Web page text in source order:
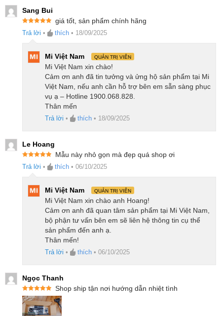
hành.
Đầu hút linh hoạt, dễ dàng tiếp cận các vị trí
Bạn sẽ không còn cảm giác mỏi lưng khi phải cúi
người để vệ sinh gầm bàn, gầm ghế nữa. Bởi vì
Roborock H60 Ultra sở hữu thiết kế đầu hút với phần
Sang Bui
hạng55
giá tốt, sản phẩm chính hãng
Trả lời • thích • 18/09/2025
Mi Việt Nam QUẢN TRỊ VIÊN
Mi Việt Nam xin chào!
Cảm ơn anh đã tin tưởng và ửng hộ sản phẩm tại Mi
Việt Nam, nếu anh cần hỗ trợ bên em sẵn sàng phục
vụ ạ – Hotline 1900.068.828.
Thân mến
Trả lời • thích • 18/09/2025
Le Hoang
hạng55
Mẫu này nhỏ gọn mà đẹp quá shop ơi
Trả lời • thích • 06/10/2025
Mi Việt Nam QUẢN TRỊ VIÊN
Mi Việt Nam xin chào anh Hoang!
Cảm ơn anh đã quan tâm sản phẩm tại Mi Việt Nam,
bộ phận tư vấn bên em sẽ liên hệ thông tin cụ thể
sản phẩm đến anh ạ.
Thân mến!
Trả lời • thích • 06/10/2025
Ngọc Thanh
Được xếp
hạng55
sao
Shop ship tận nơi hướng dẫn nhiệt tình